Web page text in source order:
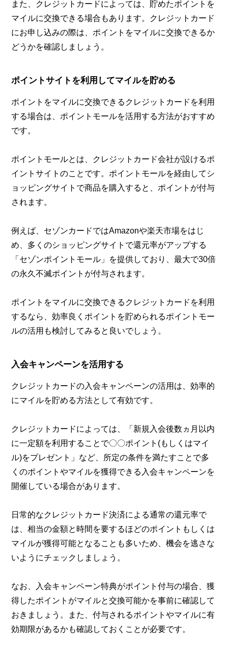
また、クレジットカードによっては、貯めたポイントを
マイルに交換できる場合もあります。クレジットカード
にお申し込みの際は、ポイントをマイルに交換できるか
どうかを確認しましょう。
ポイントサイトを利用してマイルを貯める
ポイントをマイルに交換できるクレジットカードを利用
する場合は、ポイントモールを活用する方法がおすすめ
です。
ポイントモールとは、クレジットカード会社が設けるポ
イントサイトのことです。ポイントモールを経由してシ
ョッピングサイトで商品を購入すると、ポイントが付与
されます。
例えば、セゾンカードではAmazonや楽天市場をはじ
め、多くのショッピングサイトで還元率がアップする
「セゾンポイントモール」を提供しており、最大で30倍
の永久不滅ポイントが付与されます。
ポイントをマイルに交換できるクレジットカードを利用
するなら、効率良くポイントを貯められるポイントモー
ルの活用も検討してみると良いでしょう。
入会キャンペーンを活用する
クレジットカードの入会キャンペーンの活用は、効率的
にマイルを貯める方法として有効です。
クレジットカードによっては、「新規入会後数ヵ月以内
に一定額を利用することで〇〇ポイント(もしくはマイ
ル)をプレゼント」など、所定の条件を満たすことで多
くのポイントやマイルを獲得できる入会キャンペーンを
開催している場合があります。
日常的なクレジットカード決済による通常の還元率で
は、相当の金額と時間を要するほどのポイントもしくは
マイルが獲得可能となることも多いため、機会を逃さな
いようにチェックしましょう。
なお、入会キャンペーン特典がポイント付与の場合、獲
得したポイントがマイルと交換可能かを事前に確認して
おきましょう。また、付与されるポイントやマイルに有
効期限があるかも確認しておくことが必要です。